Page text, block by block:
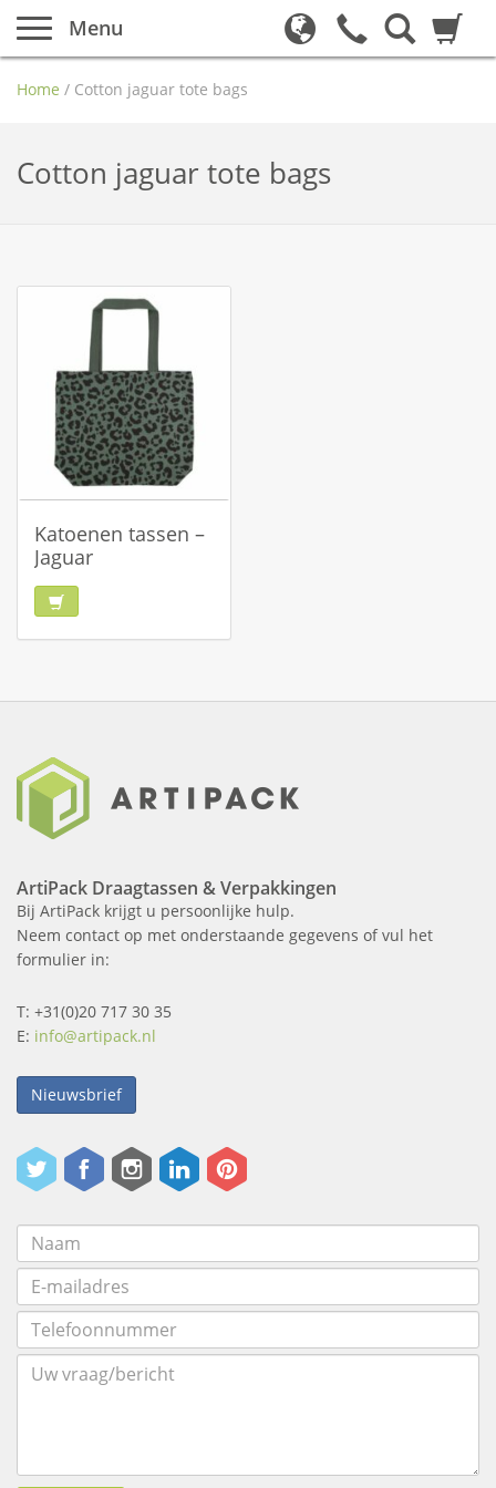
Menu
Home / Cotton jaguar tote bags
Cotton jaguar tote bags
Katoenen tassen –
Jaguar
ArtiPack Draagtassen & Verpakkingen
Bij ArtiPack krijgt u persoonlijke hulp.
Neem contact op met onderstaande gegevens of vul het
formulier in:
T: +31(0)20 717 30 35
E: info@artipack.nl
Nieuwsbrief